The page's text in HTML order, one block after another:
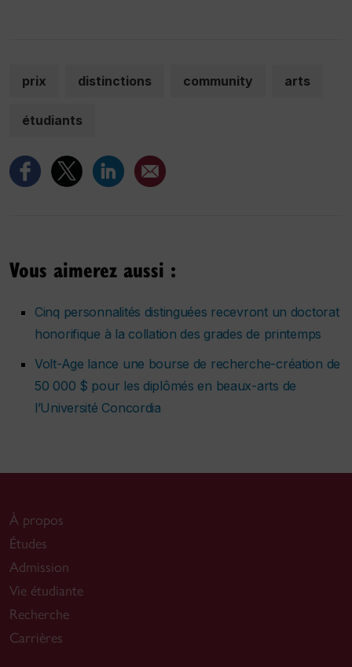
prix distinctions community arts
étudiants
Vous aimerez aussi :
Cinq personnalités distinguées recevront un doctorat
honorifique à la collation des grades de printemps
Volt-Age lance une bourse de recherche-création de
50 000 $ pour les diplômés en beaux-arts de
l’Université Concordia
À propos
Études
Admission
Vie étudiante
Recherche
Carrières